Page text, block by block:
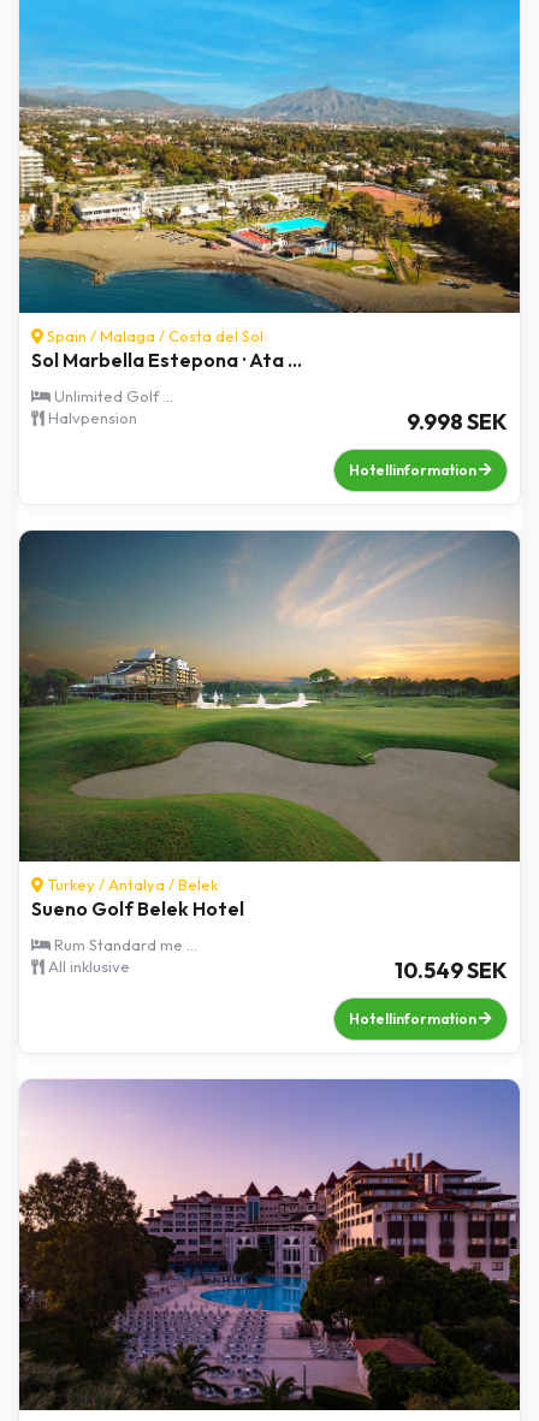
Spain /Malaga /Costa del Sol
Sol Marbella Estepona · Ata ...
Unlimited Golf ...
Halvpension
9.998 SEK
Hotellinformation
Turkey /Antalya /Belek
Sueno Golf Belek Hotel
Rum Standard me ...
All inklusive
10.549 SEK
Hotellinformation